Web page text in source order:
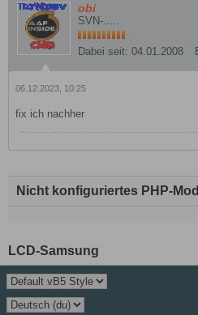
obi
SVN-.....
Dabei seit: 04.01.2008
06.12.2023, 10:25
fix ich nachher
Nicht konfiguriertes PHP-
LCD-Samsung